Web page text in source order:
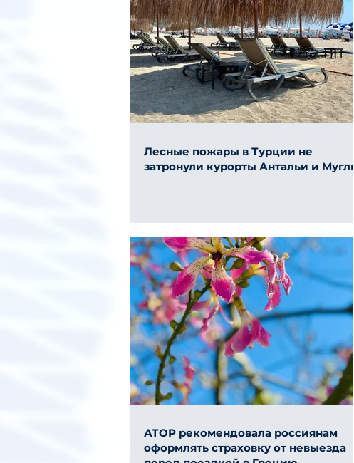
Лесные пожары в Турции не
затронули курорты Антальи и Муглы
АТОР рекомендовала россиянам
оформлять страховку от невыезда